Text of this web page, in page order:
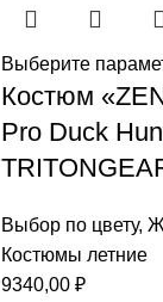
Выберите
Костюм
Pro Duck
Выбор по цвету,
Костюмы летние
9340,00 ₽